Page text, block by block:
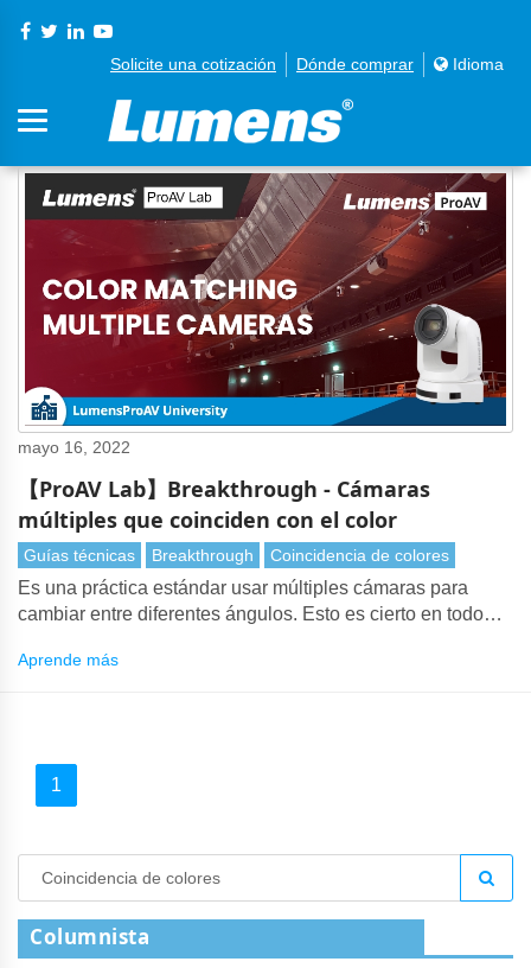
Solicite una cotización Dónde comprar Idioma
mayo 16, 2022
【ProAV Lab】Breakthrough - Cámaras
múltiples que coinciden con el color
Guías técnicas Breakthrough Coincidencia de colores
Es una práctica estándar usar múltiples cámaras para
cambiar entre diferentes ángulos. Esto es cierto en todo
conferencias, hasta la programación deportiva y musical.
Aprende más
1
Columnista